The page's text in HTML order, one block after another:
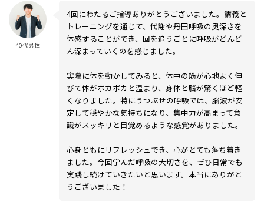
40代男性
4回にわたるご指導ありがとうございました。講義と
トレーニングを通じて、代謝や丹田呼吸の奥深さを
体感することができ、回を追うごとに呼吸がどんど
ん深まっていくのを感じました。
実際に体を動かしてみると、体中の筋が心地よく伸
びて体がポカポカと温まり、身体と脳が驚くほど軽
くなりました。特にうつぶせの呼吸では、脳波が安
定して穏やかな気持ちになり、集中力が高まって意
識がスッキリと目覚めるような感覚がありました。
心身ともにリフレッシュでき、心がとても落ち着き
ました。今回学んだ呼吸の大切さを、ぜひ日常でも
実践し続けていきたいと思います。本当にありがと
うございました！